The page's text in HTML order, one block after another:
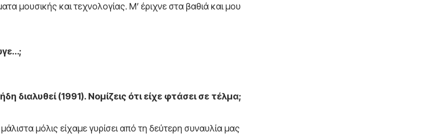
μουσικής και τεχνολογίας. Μ’ έριχνε στα βαθιά και μου
(1991). Νομίζεις ότι είχε φτάσει σε τέλμα;
μόλις είχαμε γυρίσει από τη δεύτερη συναυλία μας